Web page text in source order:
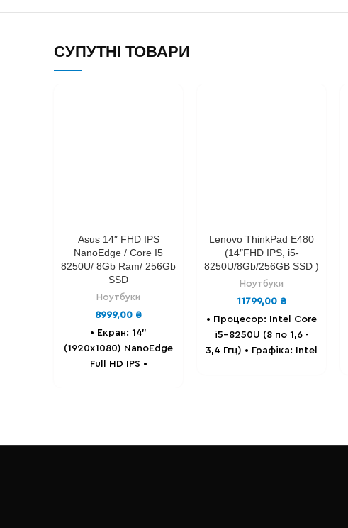
СУПУТНІ ТОВАРИ
Asus 14″ FHD IPS
NanoEdge / Core I5
8250U/ 8Gb Ram/ 256Gb
SSD
Ноутбуки
8999,00 ₴
• Екран: 14"
(1920x1080) NanoEdge
Full HD IPS •
Lenovo ThinkPad E480
(14″FHD IPS, i5-
8250U/8Gb/256GB SSD )
Ноутбуки
11799,00 ₴
• Процесор: Intel Сore
i5-8250U (8 по 1,6 -
3,4 Ггц) • Графіка: Intel
16GB DDR4. •